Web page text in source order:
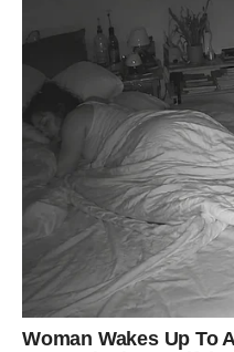
Ovo je vaš trenutak.
ŠKORPIJA –
DONOSI
Škorpije su znak koji ne
Vi radite u tišini, ali
možda ste prolazili kroz
vas nisu slomili.
Sada dolazi nagrada.